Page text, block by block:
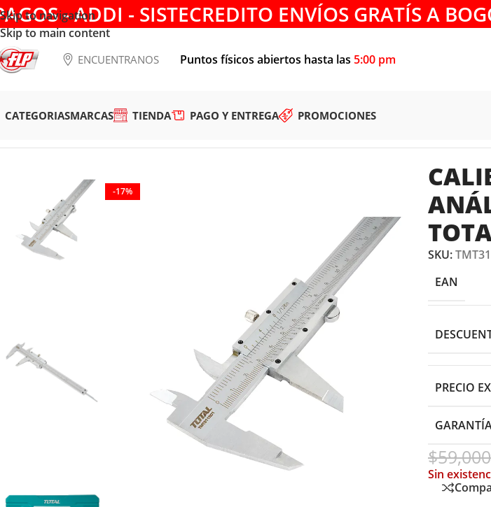
Skip to navigation
Skip to main content
- ADDI - SISTECREDITO ENVÍOS GRATÍS A
ENCUENTRANOS Puntos físicos abiertos hasta las 5:00 pm
CATEGORIASMARCAS TIENDA PAGO Y ENTREGA PROMOCIONES
-17%
SKU:
EAN
PRECIO
$59,000
Sin